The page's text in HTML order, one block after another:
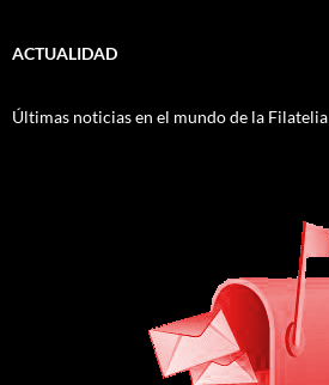
ACTUALIDAD
Últimas noticias en el mundo de la Filatelia